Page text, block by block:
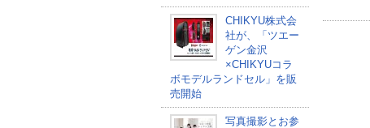
CHIKYU株式会
社が、「ツエー
ゲン金沢
×CHIKYUコラ
ボモデルランドセル」を販
売開始
写真撮影とお参